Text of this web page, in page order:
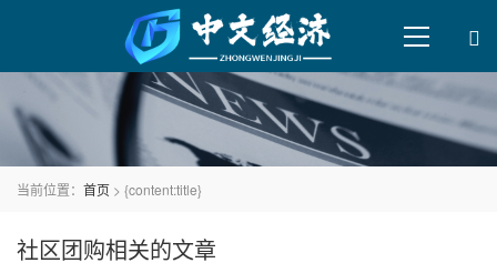
当前位置： 首页 > {content:title}
社区团购相关的文章